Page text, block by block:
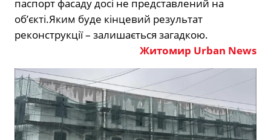
паспорт фасаду досі не представлений на
об’єкті.Яким буде кінцевий результат
реконструкції – залишається загадкою.
Житомир Urban News